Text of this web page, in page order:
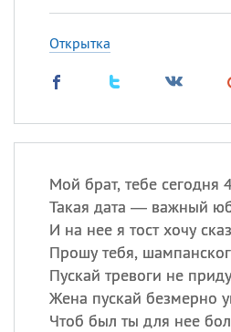
Открытка
Мой брат, тебе сегодня
Такая дата — важный
И на нее я тост хочу
Прошу тебя,
Пускай тревоги не
Жена пускай безмерно
Чтоб был ты для нее